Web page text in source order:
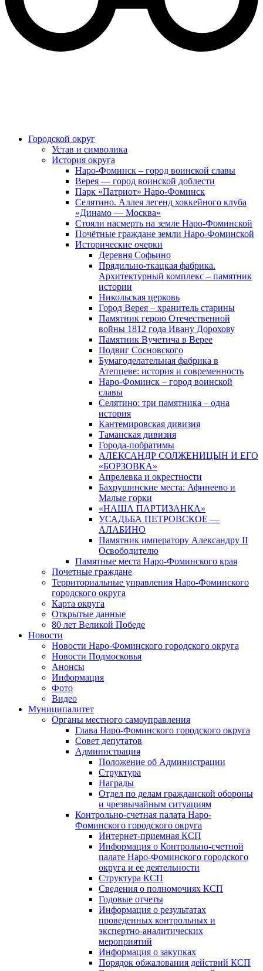
Городской округ
Устав и символика
История округа
Наро-Фоминск – город воинской славы
Верея — город воинской доблести
Парк «Патриот» Наро-Фоминск
Селятино. Аллея легенд хоккейного клуба
«Динамо — Москва»
Стояли насмерть на земле Наро-Фоминской
Почётные граждане земли Наро-Фоминской
Исторические очерки
Деревня Софьино
Прядильно-ткацкая фабрика.
Архитектурный комплекс – памятник
истории
Никольская церковь
Город Верея – хранитель старины
Памятник герою Отечественной
войны 1812 года Ивану Дорохову
Памятник Вучетича в Верее
Подвиг Сосновского
Бумагоделательная фабрика в
Атепцеве: история и современность
Наро-Фоминск – город воинской
славы
Селятино: три памятника – одна
история
Кантемировская дивизия
Таманская дивизия
Города-побратимы
АЛЕКСАНДР СОЛЖЕНИЦЫН И ЕГО
«БОРЗОВКА»
Апрелевка и окрестности
Бахрушинские места: Афинеево и
Малые горки
«НАША ПАРТИЗАНКА»
УСАДЬБА ПЕТРОВСКОЕ —
АЛАБИНО
Памятник императору Александру II
Освободителю
Памятные места Наро-Фоминского края
Почетные граждане
Территориальные управления Наро-Фоминского
городского округа
Карта округа
Открытые данные
80 лет Великой Победе
Новости
Новости Наро-Фоминского городского округа
Новости Подмосковья
Анонсы
Информация
Фото
Видео
Муниципалитет
Органы местного самоуправления
Глава Наро-Фоминского городского округа
Совет депутатов
Администрация
Положение об Администрации
Структура
Награды
Отдел по делам гражданской обороны
и чрезвычайным ситуациям
Контрольно-счетная палата Наро-
Фоминского городского округа
Интернет-приемная КСП
Информация о Контрольно-счетной
палате Наро-Фоминского городского
округа и ее деятельности
Структура КСП
Сведения о полномочиях КСП
Годовые отчеты
Информация о результатах
проведенных контрольных и
экспертно-аналитических
мероприятий
Информация о закупках
Порядок обжалования действий КСП